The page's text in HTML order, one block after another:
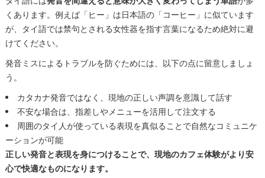
くあります。例えば「ヒー」は日本語の「コーヒー」に似ています
が、タイ語では禁句とされる女性器を指す言葉になるため絶対に避
けてください。
発音ミスによるトラブルを防ぐためには、以下の点に留意しましょ
う。
カタカナ発音ではなく、現地の正しい声調を意識して話す
不安な場合は、指差しやメニューを活用して注文する
周囲のタイ人が使っている表現を真似ることで自然なコミュニケ
ーションが可能
正しい発音と表現を身につけることで、現地のカフェ体験がより安
心で快適なものになります。